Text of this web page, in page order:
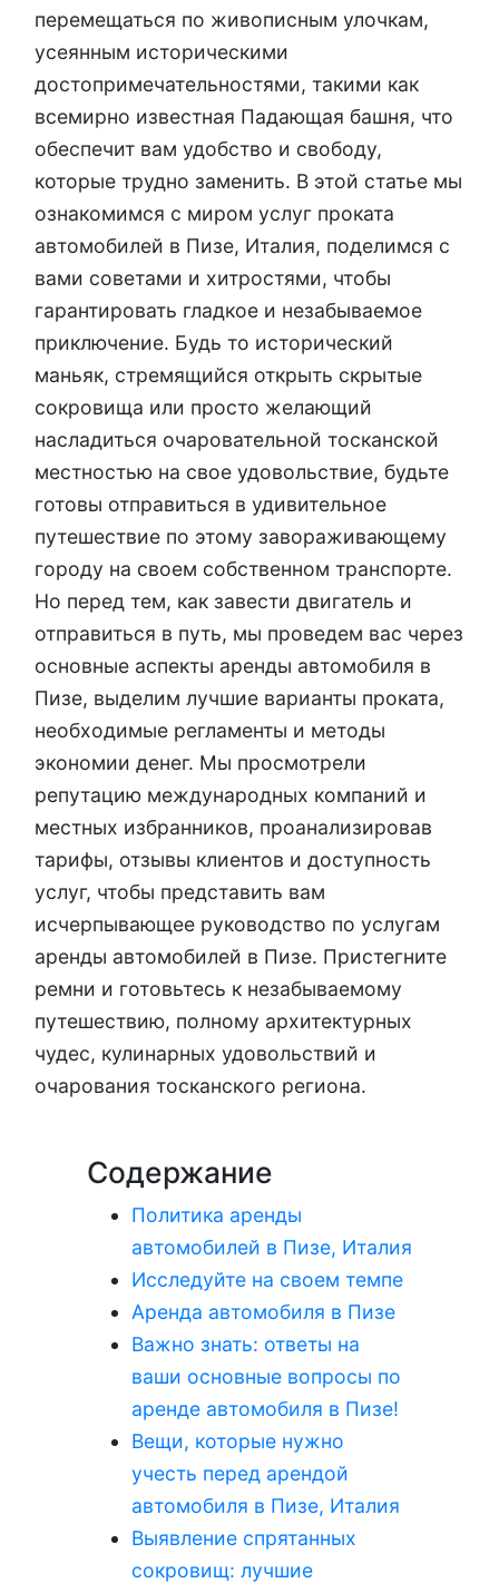
перемещаться по живописным улочкам,
усеянным историческими
достопримечательностями, такими как
всемирно известная Падающая башня, что
обеспечит вам удобство и свободу,
которые трудно заменить. В этой статье мы
ознакомимся с миром услуг проката
автомобилей в Пизе, Италия, поделимся с
вами советами и хитростями, чтобы
гарантировать гладкое и незабываемое
приключение. Будь то исторический
маньяк, стремящийся открыть скрытые
сокровища или просто желающий
насладиться очаровательной тосканской
местностью на свое удовольствие, будьте
готовы отправиться в удивительное
путешествие по этому завораживающему
городу на своем собственном транспорте.
Но перед тем, как завести двигатель и
отправиться в путь, мы проведем вас через
основные аспекты аренды автомобиля в
Пизе, выделим лучшие варианты проката,
необходимые регламенты и методы
экономии денег. Мы просмотрели
репутацию международных компаний и
местных избранников, проанализировав
тарифы, отзывы клиентов и доступность
услуг, чтобы представить вам
исчерпывающее руководство по услугам
аренды автомобилей в Пизе. Пристегните
ремни и готовьтесь к незабываемому
путешествию, полному архитектурных
чудес, кулинарных удовольствий и
очарования тосканского региона.
Содержание
Политика аренды
автомобилей в Пизе, Италия
Исследуйте на своем темпе
Аренда автомобиля в Пизе
Важно знать: ответы на
ваши основные вопросы по
аренде автомобиля в Пизе!
Вещи, которые нужно
учесть перед арендой
автомобиля в Пизе, Италия
Выявление спрятанных
сокровищ: лучшие